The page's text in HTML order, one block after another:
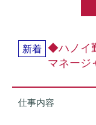
新着 ◆ハノイ
マネージ
仕事内容